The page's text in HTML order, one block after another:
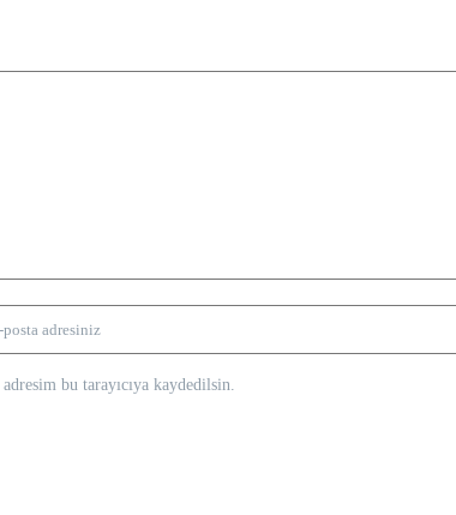
bu tarayıcıya kaydedilsin.